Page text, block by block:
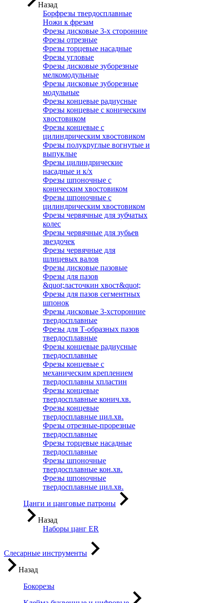
Назад
Борфрезы твердосплавные
Ножи к фрезам
Фрезы дисковые 3-х сторонние
Фрезы отрезные
Фрезы торцевые насадные
Фрезы угловые
Фрезы дисковые зуборезные
мелкомодульные
Фрезы дисковые зуборезные
модульные
Фрезы концевые радиусные
Фрезы концевые с коническим
хвостовиком
Фрезы концевые с
цилиндрическим хвостовиком
Фрезы полукруглые вогнутые и
выпуклые
Фрезы цилиндрические
насадные и к/х
Фрезы шпоночные с
коническим хвостовиком
Фрезы шпоночные с
цилиндрическим хвостовиком
Фрезы червячные для зубчатых
колес
Фрезы червячные для зубьев
звездочек
Фрезы червячные для
шлицевых валов
Фрезы дисковые пазовые
Фрезы для пазов
&quot;ласточкин хвост&quot;
Фрезы для пазов сегментных
шпонок
Фрезы дисковые 3-хсторонние
твердосплавные
Фрезы для Т-образных пазов
твердосплавные
Фрезы концевые радиусные
твердосплавные
Фрезы концевые с
механическим креплением
твердосплавны хпластин
Фрезы концевые
твердосплавные конич.хв.
Фрезы концевые
твердосплавные цил.хв.
Фрезы отрезные-прорезные
твердосплавные
Фрезы торцевые насадные
твердосплавные
Фрезы шпоночные
твердосплавные кон.хв.
Фрезы шпоночные
твердосплавные цил.хв.
Цанги и цанговые патроны
Назад
Наборы цанг ER
Слесарные инструменты
Назад
Бокорезы